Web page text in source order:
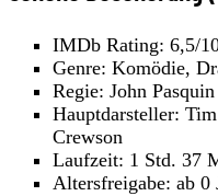
IMDb Rating: 6,5/
Genre: Komödie,
Regie: John Pasquin
Hauptdarsteller:
Crewson
Laufzeit: 1 Std. 37
Altersfreigabe: ab 0